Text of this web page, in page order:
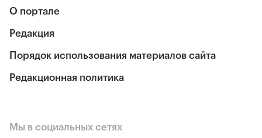
О портале
Редакция
Порядок использования материалов сайта
Редакционная политика
Мы в социальных сетях